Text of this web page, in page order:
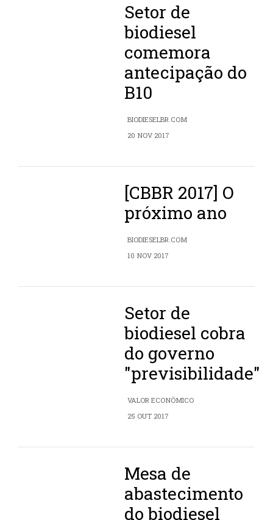
Setor de
biodiesel
comemora
antecipação do
B10
BIODIESELBR.COM
20 NOV 2017
[CBBR 2017] O
próximo ano
BIODIESELBR.COM
10 NOV 2017
Setor de
biodiesel cobra
do governo
"previsibilidade"
VALOR ECONÔMICO
25 OUT 2017
Mesa de
abastecimento
do biodiesel